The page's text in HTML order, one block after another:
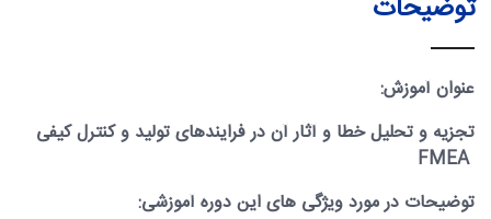
توضیحات
عنوان آموزش:
تجزیه و تحلیل خطا و آثار آن در فرایندهای تولید و کنترل کیفی
FMEA
توضیحات در مورد ویژگی های این دوره آموزشی: